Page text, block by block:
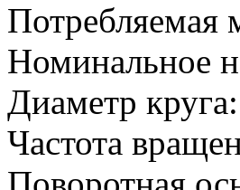
Потребляемая
Номинальное
Диаметр
Частота